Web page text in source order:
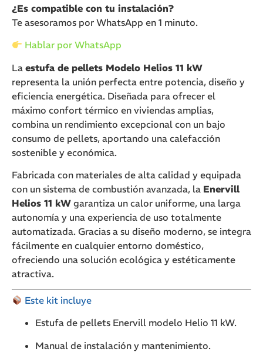
¿Es compatible con tu instalación?
Te asesoramos por WhatsApp en 1 minuto.
Hablar por WhatsApp
La estufa de pellets Modelo Helios 11 kW
representa la unión perfecta entre potencia, diseño y
eficiencia energética. Diseñada para ofrecer el
máximo confort térmico en viviendas amplias,
combina un rendimiento excepcional con un bajo
consumo de pellets, aportando una calefacción
sostenible y económica.
Fabricada con materiales de alta calidad y equipada
con un sistema de combustión avanzada, la Enervill
Helios 11 kW garantiza un calor uniforme, una larga
autonomía y una experiencia de uso totalmente
automatizada. Gracias a su diseño moderno, se integra
fácilmente en cualquier entorno doméstico,
ofreciendo una solución ecológica y estéticamente
atractiva.
Este kit incluye
Estufa de pellets Enervill modelo Helio 11 kW.
Manual de instalación y mantenimiento.